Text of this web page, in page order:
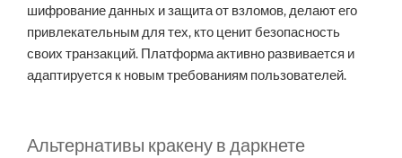
шифрование данных и защита от взломов, делают его
привлекательным для тех, кто ценит безопасность
своих транзакций. Платформа активно развивается и
адаптируется к новым требованиям пользователей.
Альтернативы кракену в даркнете